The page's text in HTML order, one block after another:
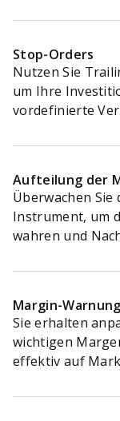
Stop-Orders
Nutzen Sie
um Ihre
vordefinierte
Aufteilung der
Überwachen
Instrument, um
wahren und
Margin-
Sie erhalten
wichtigen
effektiv auf